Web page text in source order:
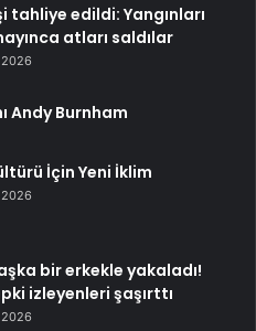
tahliye edildi: Yangınları
atları saldılar
Andy Burnham
İçin Yeni İklim
bir erkekle yakaladı!
izleyenleri şaşırttı